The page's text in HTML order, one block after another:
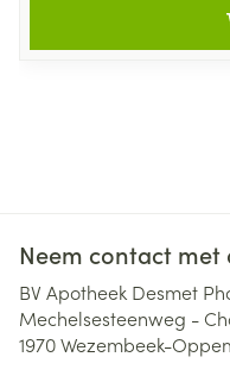
Neem contact met
BV Apotheek Desmet
Mechelsesteenweg -
1970Wezembeek-